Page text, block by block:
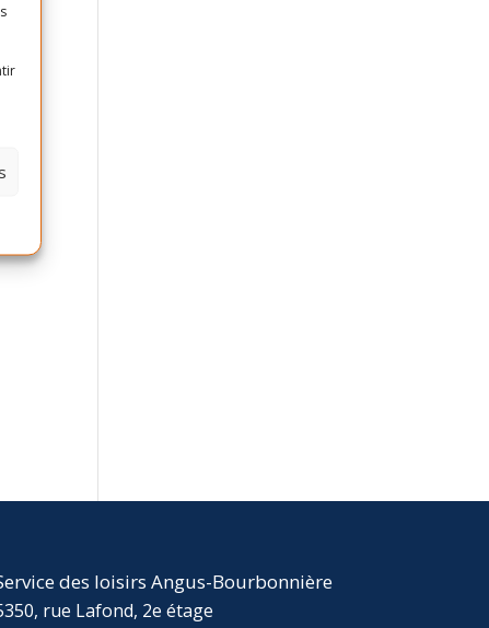
des loisirs Angus-Bourbonnière
rue Lafond, 2e étage